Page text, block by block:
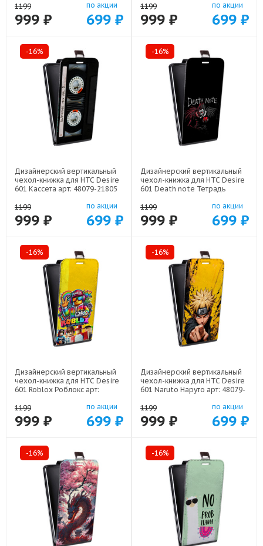
1199
999 ₽
по акции
699 ₽
1199
999 ₽
по акции
699 ₽
-16%
Дизайнерский вертикальный
чехол-книжка для HTC Desire
601 Кассета арт: 48079-21805
1199
999 ₽
по акции
699 ₽
-16%
Дизайнерский вертикальный
чехол-книжка для HTC Desire
601 Death note Тетрадь
1199
999 ₽
по акции
699 ₽
-16%
Дизайнерский вертикальный
чехол-книжка для HTC Desire
601 Roblox Роблокс арт:
1199
999 ₽
по акции
699 ₽
-16%
Дизайнерский вертикальный
чехол-книжка для HTC Desire
601 Naruto Наруто арт: 48079-
1199
999 ₽
по акции
699 ₽
-16% -16%